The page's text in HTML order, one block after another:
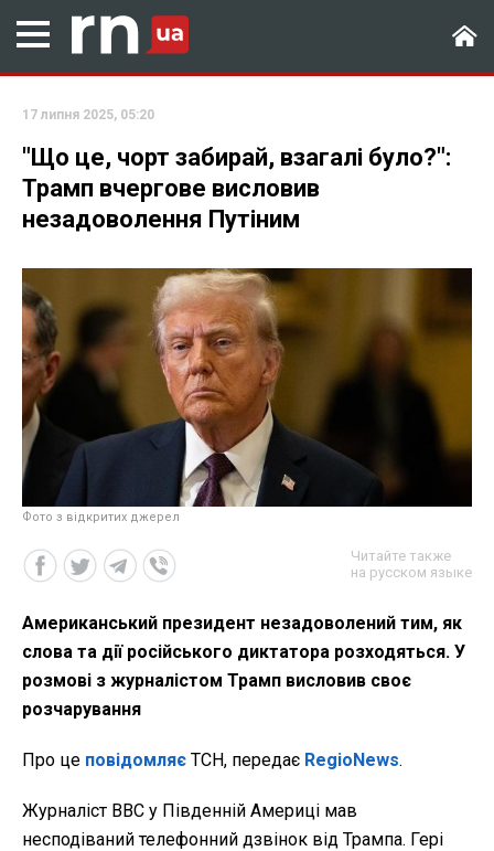
17 липня 2025, 05:20
"Що це, чорт забирай, взагалі було?":
Трамп вчергове висловив
незадоволення Путіним
Фото з відкритих джерел
Читайте также
на русском языке
Американський президент незадоволений тим, як
слова та дії російського диктатора розходяться. У
розмові з журналістом Трамп висловив своє
розчарування
Про це повідомляє ТСН, передає RegioNews.
Журналіст BBC у Південній Америці мав
несподіваний телефонний дзвінок від Трампа. Гері